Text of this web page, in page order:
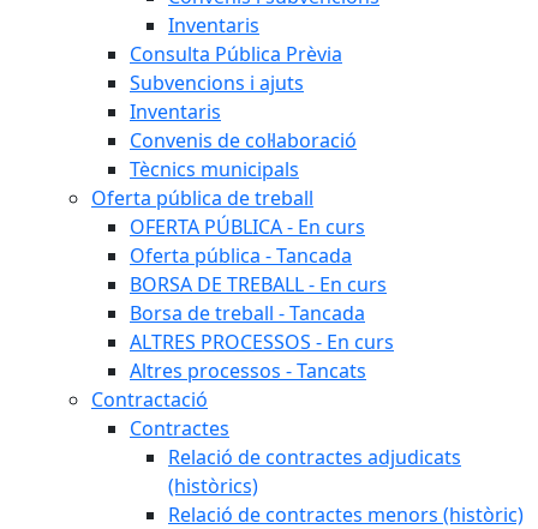
Inventaris
Consulta Pública Prèvia
Subvencions i ajuts
Inventaris
Convenis de col·laboració
Tècnics municipals
Oferta pública de treball
OFERTA PÚBLICA - En curs
Oferta pública - Tancada
BORSA DE TREBALL - En curs
Borsa de treball - Tancada
ALTRES PROCESSOS - En curs
Altres processos - Tancats
Contractació
Contractes
Relació de contractes adjudicats
(històrics)
Relació de contractes menors (històric)